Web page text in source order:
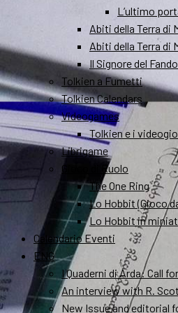
L’ultimo
Abiti della Terra di
Abiti della Terra di
Il Signore del
Tolkien a Fumetti
Tolkien Calendars
Videogames
Tolkien e i
Librigame
Gioco di Ruolo
The One Ring
Lo Hobbit (Gioco
Lo Hobbit in
Calendario Eventi
ENG
I Quaderni di Arda: Call
An interview with R.
New Issue and editorial